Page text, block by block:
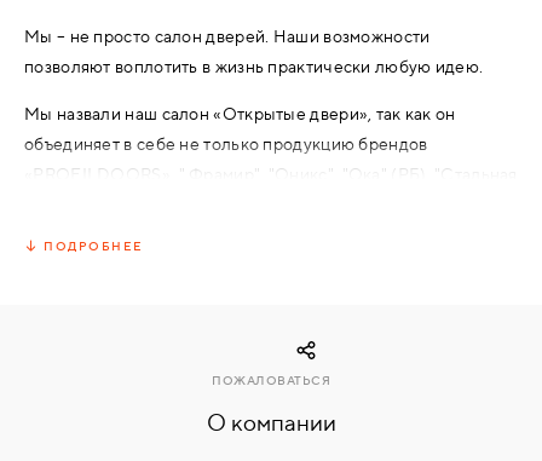
ДОМ"
Мы – не просто салон дверей. Наши возможности
позволяют воплотить в жизнь практически любую идею.
Мы назвали наш салон «Открытые двери», так как он
объединяет в себе не только продукцию брендов
«PROFILDOORS», " Фрамир", "Оникс", "Ока" (РБ), "Стальная
«Открытые двери» - значит лучший! Мы стараемся
ПОДРОБНЕЕ
О компании
ПОЖАЛОВАТЬСЯ